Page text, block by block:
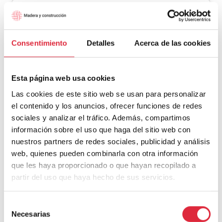
Consentimiento Detalles Acerca de las cookies
Esta página web usa cookies
Las cookies de este sitio web se usan para personalizar
el contenido y los anuncios, ofrecer funciones de redes
sociales y analizar el tráfico. Además, compartimos
información sobre el uso que haga del sitio web con
nuestros partners de redes sociales, publicidad y análisis
web, quienes pueden combinarla con otra información
que les haya proporcionado o que hayan recopilado a
partir del uso que haya hecho de sus servicios.
Necesarias
View this post on Instagram